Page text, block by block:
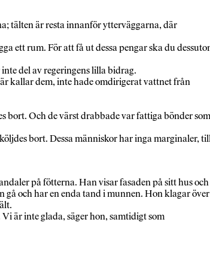
tälten är resta innanför ytterväggarna, där
ett rum. För att få ut dessa pengar ska du
del av regeringens lilla bidrag.
kallar dem, inte hade omdirigerat vattnet från
bort. Och de värst drabbade var fattiga bönder som
bort. Dessa människor har inga marginaler,
på fötterna. Han visar fasaden på sitt hus och
och har en enda tand i munnen. Hon klagar över
är inte glada, säger hon, samtidigt som